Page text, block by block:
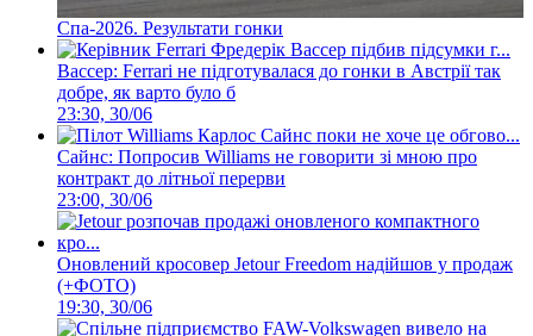
Спа-2026. Результати гонки
Вассер: Ferrari не підготувалася до гонки в Австрії так
добре, як варто було б
23:30, 30/06
Сайнс: Попросив Williams не говорити зі мною про
контракт до літньої перерви
23:00, 30/06
Оновлений кросовер Jetour Freedom надійшов у продаж
(+ФОТО)
19:30, 30/06